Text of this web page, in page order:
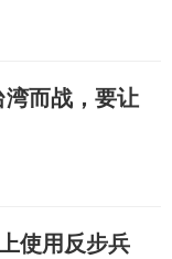
湾而战，要让
使用反步兵